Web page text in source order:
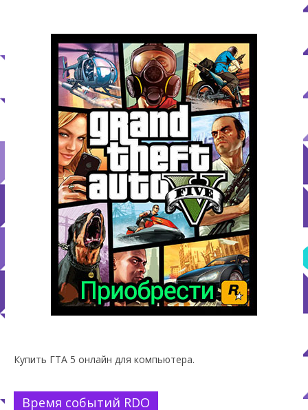
Купить ГТА 5 онлайн для компьютера.
Время событий RDO